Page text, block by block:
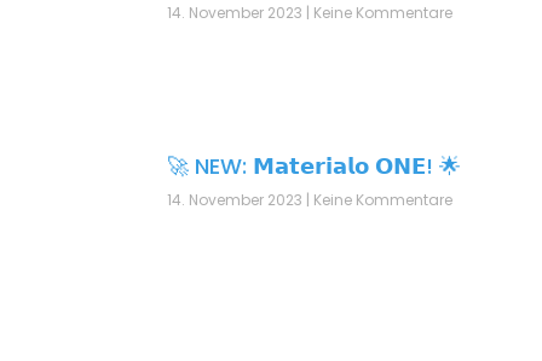
14. November 2023 Keine Kommentare
🚀 NEW: 𝗠𝗮𝘁𝗲𝗿𝗶𝗮𝗹𝗼 𝗢𝗡𝗘! 🌟
14. November 2023 Keine Kommentare